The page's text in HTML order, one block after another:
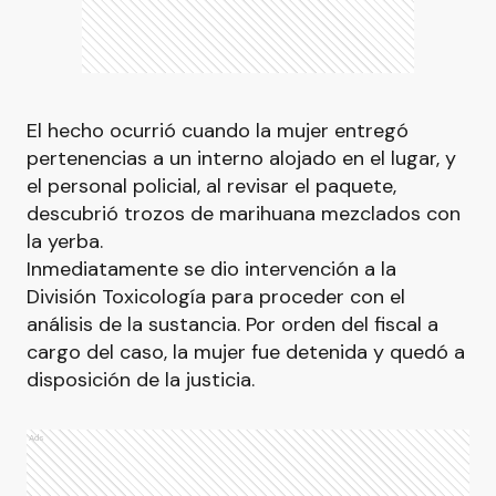
El hecho ocurrió cuando la mujer entregó
pertenencias a un interno alojado en el lugar, y
el personal policial, al revisar el paquete,
descubrió trozos de marihuana mezclados con
la yerba.
Inmediatamente se dio intervención a la
División Toxicología para proceder con el
análisis de la sustancia. Por orden del fiscal a
cargo del caso, la mujer fue detenida y quedó a
disposición de la justicia.
Ads